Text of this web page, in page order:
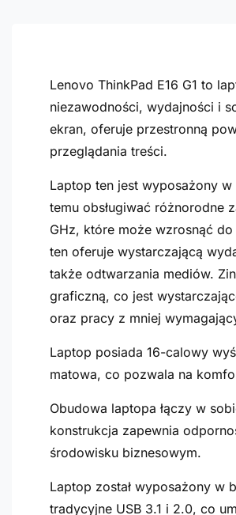
Lenovo ThinkPad E16 G1 to
niezawodności, wydajności i
ekran, oferuje przestronną
przeglądania treści.
Laptop ten jest wyposażony
temu obsługiwać różnorodne
GHz, które może wzrosnąć
ten oferuje wystarczającą
także odtwarzania mediów.
graficzną, co jest
oraz pracy z mniej
Laptop posiada 16-calowy
matowa, co pozwala na
Obudowa laptopa łączy w
konstrukcja zapewnia
środowisku biznesowym.
Laptop został wyposażony w
tradycyjne USB 3.1 i 2.0, co